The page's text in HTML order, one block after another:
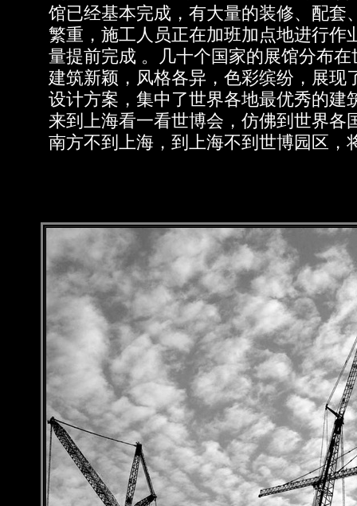
馆已经基本完成，有大量的装修、配套
繁重，施工人员正在加班加点地进行作
量提前完成 。几十个国家的展馆分布
建筑新颖，风格各异，色彩缤纷，展现
设计方案，集中了世界各地最优秀的建
来到上海看一看世博会，仿佛到世界各
南方不到上海，到上海不到世博园区，